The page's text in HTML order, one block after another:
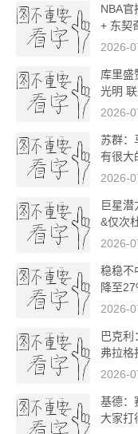
NBA官
+ 东契
2026-
库里盛
光明
2026-
苏群：
有很大
2026-
巨星
&仅次
2026-
稳稳不
降至
2026-
巴克利
弗拉格
2026-
基德：
大家打